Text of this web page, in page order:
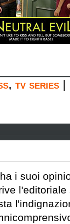
, tv series
i suoi